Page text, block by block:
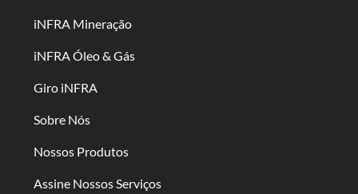
iNFRA Mineração
iNFRA Óleo & Gás
Giro iNFRA
Sobre Nós
Nossos Produtos
Assine Nossos Serviços